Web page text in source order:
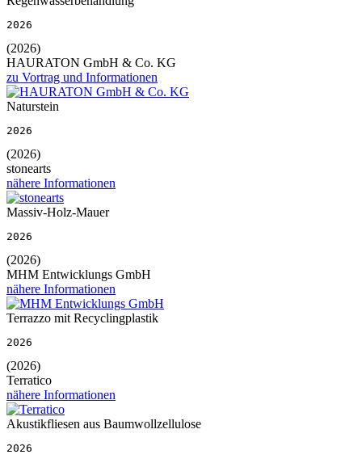
2026
(2026)
HAURATON GmbH & Co. KG
zu Vortrag und Informationen
Naturstein
2026
(2026)
stonearts
nähere Informationen
Massiv-Holz-Mauer
2026
(2026)
MHM Entwicklungs GmbH
nähere Informationen
Terrazzo mit Recyclingplastik
2026
(2026)
Terratico
nähere Informationen
Akustikfliesen aus Baumwollzellulose
2026